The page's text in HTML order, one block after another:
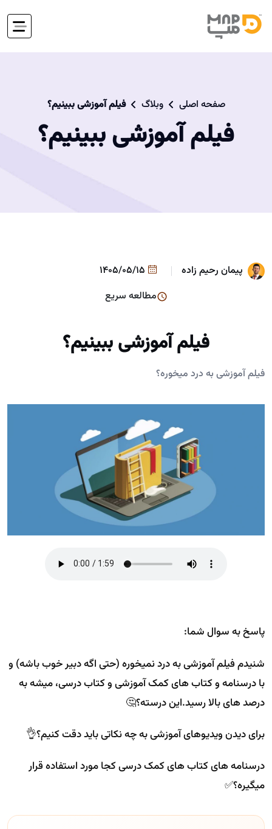
صفحه اصلی وبلاگ فیلم آموزشی ببینیم؟
فیلم آموزشی ببینیم؟
پیمان رحیم زاده
مطالعه سریع
فیلم آموزشی ببینیم؟
فیلم آموزشی به درد میخوره؟
پاسخ به سوال شما:
شنیدم فیلم آموزشی به درد نمیخوره (حتی اگه دبیر خوب باشه) و
با درسنامه و کتاب های کمک آموزشی و کتاب درسی، میشه به
درصد های بالا رسید.این درسته؟🤔
برای دیدن ویدیوهای آموزشی به چه نکاتی باید دقت کنیم؟👌
درسنامه های کتاب های کمک درسی کجا مورد استفاده قرار
میگیره؟✅